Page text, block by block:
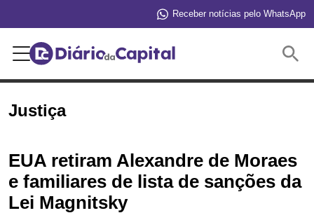
Receber notícias pelo WhatsApp
Justiça
EUA retiram Alexandre de Moraes
e familiares de lista de sanções da
Lei Magnitsky